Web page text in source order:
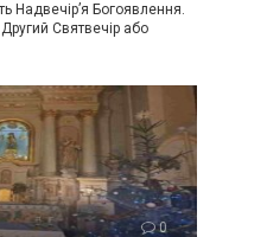
Надвечір’я Богоявлення.
Святвечір або
0